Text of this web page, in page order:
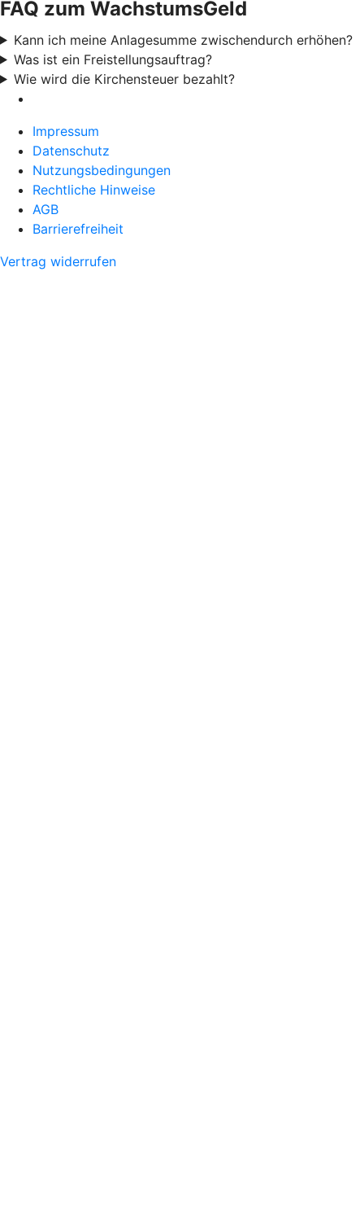
FAQ zum WachstumsGeld
Kann ich meine Anlagesumme zwischendurch erhöhen?
Was ist ein Freistellungsauftrag?
Wie wird die Kirchensteuer bezahlt?
Impressum
Datenschutz
Nutzungsbedingungen
Rechtliche Hinweise
AGB
Barrierefreiheit
Vertrag widerrufen